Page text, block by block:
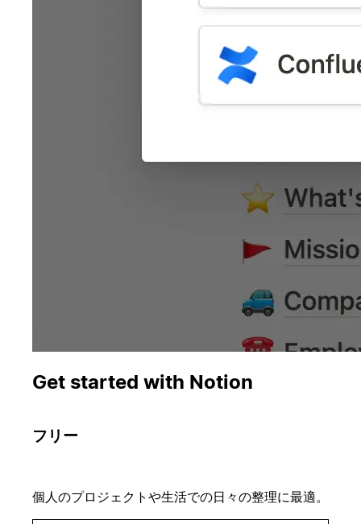
Get started with Notion
フリー
個人のプロジェクトや生活での日々の整理に最適。